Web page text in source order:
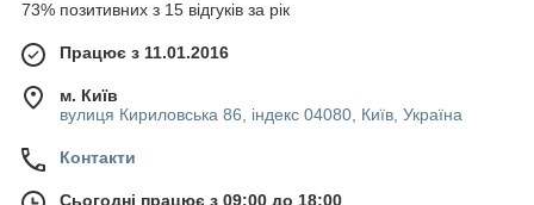
73% позитивних з 15 відгуків за рік
Працює з 11.01.2016
м. Київ
вулиця Кириловська 86, індекс 04080, Київ, Україна
Контакти
Сьогодні працює з 09:00 до 18:00